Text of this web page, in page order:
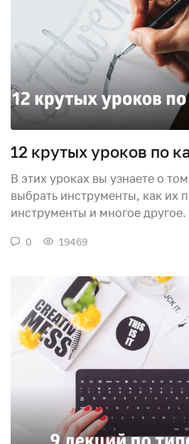
12 крутых уроков по
В этих уроках вы узнаете о
выбрать инструменты, как их
инструменты и многое другое.
0 19469